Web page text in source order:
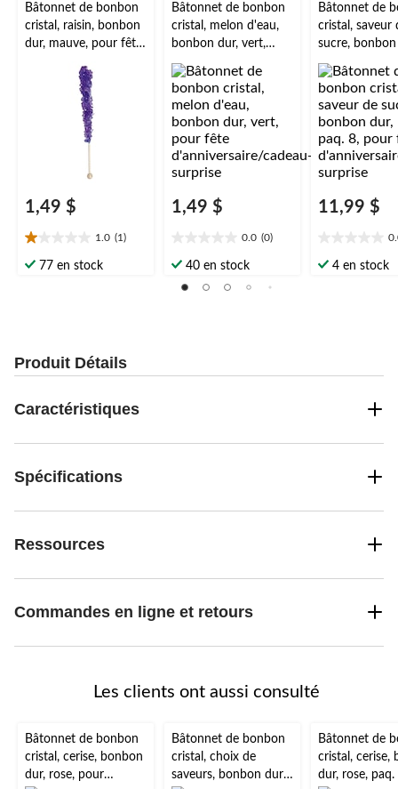
Bâtonnet de bonbon
cristal, raisin, bonbon
dur, mauve, pour fête
1,49 $
1.0 (1)
1.0
étoile(s)
77 en stock
Bâtonnet de bonbon
cristal, melon d'eau,
bonbon dur, vert,
pour fête
d'anniversaire/cadeau
-surprise
1,49 $
0.0 (0)
étoile(s)
40 en stock
Bâtonnet de
cristal, saveur
sucre, bonbon
blanc, paq. 8,
fête
-surprise
11,99 $
étoile(s)
4 en stock
Produit Détails
Caractéristiques
Spécifications
Ressources
Commandes en ligne et retours
Les clients ont aussi consulté
Bâtonnet de bonbon
cristal, cerise, bonbon
dur, rose, pour
Bâtonnet de bonbon
cristal, choix de
saveurs, bonbon dur,
Bâtonnet de
cristal, cerise,
dur, rose,